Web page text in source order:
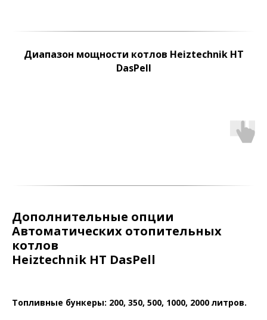
Диапазон мощности котлов Heiztechnik НТ
DasPell
Дополнительные опции
Автоматических отопительных
котлов
Heiztechnik НТ DasPell
Топливные бункеры: 200, 350, 500, 1000, 2000 литров.